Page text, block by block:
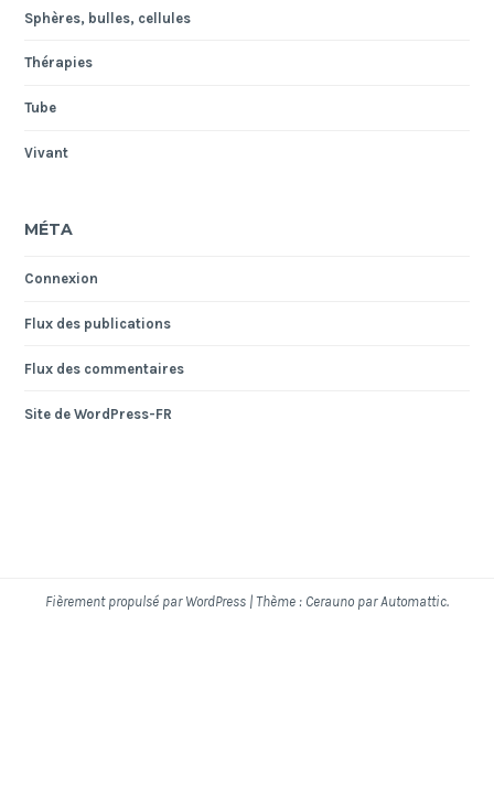
Sphères, bulles, cellules
Thérapies
Tube
Vivant
MÉTA
Connexion
Flux des publications
Flux des commentaires
Site de WordPress-FR
Fièrement propulsé par WordPress | Thème : Cerauno parAutomattic.